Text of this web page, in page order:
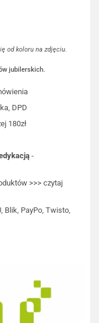
od koloru na zdjęciu.
jubilerskich.
DPD
180zł
-
>>> czytaj
Blik, PayPo, Twisto,